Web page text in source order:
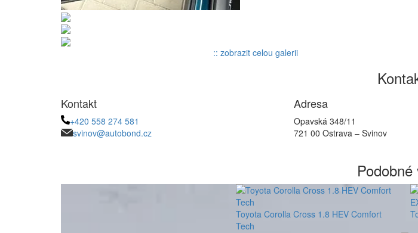
:: zobrazit celou galerii
Kontakt
+420 558 274 581
svinov@autobond.cz
Adresa
Opavská 348/11
721 00 Ostrava – Svinov
Podobné
Toyota Corolla Cross 1.8 HEV Comfort
Tech